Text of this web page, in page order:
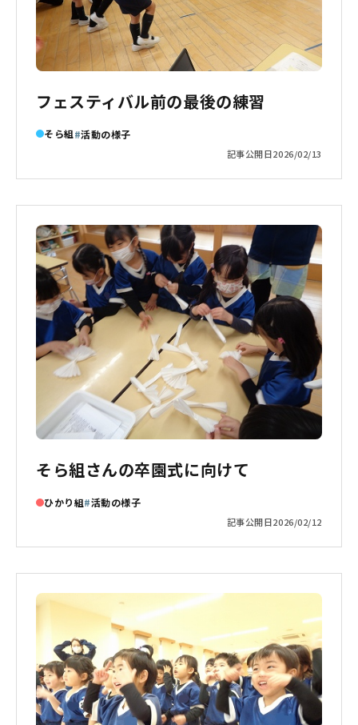
フェスティバル前の最後の練習
そら組 活動の様子
記事公開日2026/02/13
そら組さんの卒園式に向けて
ひかり組 活動の様子
記事公開日2026/02/12